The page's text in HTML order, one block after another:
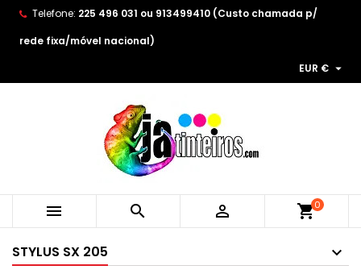
Telefone: 225 496 031 ou 913499410 (Custo chamada p/
rede fixa/móvel nacional)
EUR € 
   shopping_cart0
STYLUS SX 205
As minhas listas de desejos ×
((modalTitle)) ×
((cancelText)) ((modalDeleteText))
Create wishlist ×
Wishlist name
Cancelar Create wishlist
Entrar ×
You need to be logged in to save products in your
wishlist.
Cancelar